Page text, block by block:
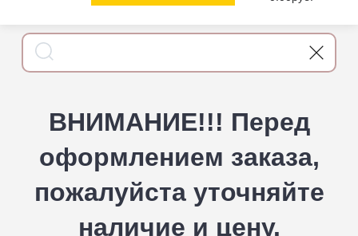
ВНИМАНИЕ!!! Перед
оформлением заказа,
пожалуйста уточняйте
наличие и цену.